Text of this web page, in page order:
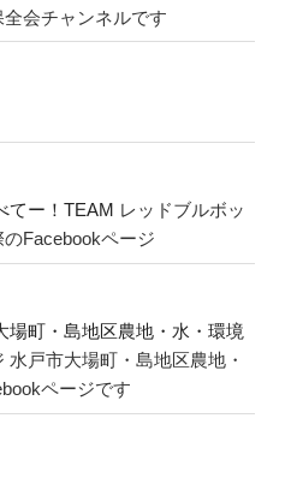
会チャンネルです
てー！TEAM レッドブルボッ
Facebookページ
場町・島地区農地・水・環境
水戸市大場町・島地区農地・
ページです